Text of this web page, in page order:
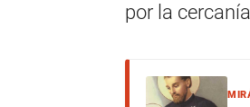
por la